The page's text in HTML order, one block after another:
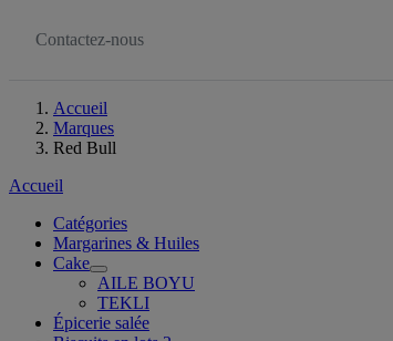
Contactez-nous
Accueil
Marques
Red Bull
Accueil
Catégories
Margarines & Huiles
Cake
AILE BOYU
TEKLI
Épicerie salée